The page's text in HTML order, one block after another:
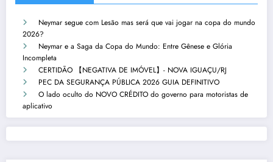
Neymar segue com Lesão mas será que vai jogar na copa do mundo
2026?
Neymar e a Saga da Copa do Mundo: Entre Gênese e Glória
Incompleta
CERTIDÃO 【NEGATIVA DE IMÓVEL】- NOVA IGUAÇU/RJ
PEC DA SEGURANÇA PÚBLICA 2026 GUIA DEFINITIVO
O lado oculto do NOVO CRÉDITO do governo para motoristas de
aplicativo